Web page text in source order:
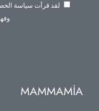
لقد قرأت سياسة
MAMMAMİA